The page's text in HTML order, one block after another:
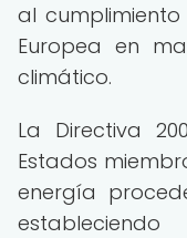
al
Europea en
climático.
La Directiva
Estados
energía